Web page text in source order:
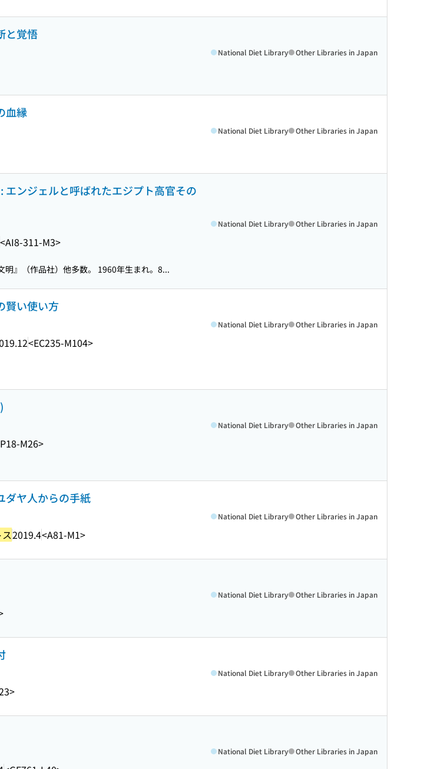
と覚悟
National Diet Library Other Libraries in Japan
血縁
National Diet Library Other Libraries in Japan
エンジェルと呼ばれたエジプト高官その
<AI8-311-M3>
National Diet Library Other Libraries in Japan
明』（作品社）他多数。 1960年生まれ。8...
賢い使い方
<EC235-M104>
National Diet Library Other Libraries in Japan
M26>
National Diet Library Other Libraries in Japan
ダヤ人からの手紙
2019.4<A81-M1>
National Diet Library Other Libraries in Japan
National Diet Library Other Libraries in Japan
National Diet Library Other Libraries in Japan
National Diet Library Other Libraries in Japan